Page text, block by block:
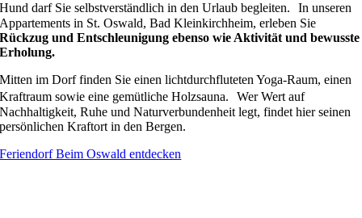
Hund darf Sie selbstverständlich in den Urlaub begleiten. In unseren
Appartements in St. Oswald, Bad Kleinkirchheim, erleben Sie
Rückzug und Entschleunigung ebenso wie Aktivität und bewusste
Erholung.
Mitten im Dorf finden Sie einen lichtdurchfluteten Yoga-Raum, einen
Kraftraum sowie eine gemütliche Holzsauna. Wer Wert auf
Nachhaltigkeit, Ruhe und Naturverbundenheit legt, findet hier seinen
persönlichen Kraftort in den Bergen.
Feriendorf Beim Oswald entdecken